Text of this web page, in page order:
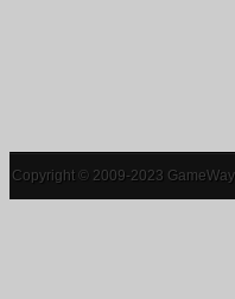
Copyright © 2009-2023